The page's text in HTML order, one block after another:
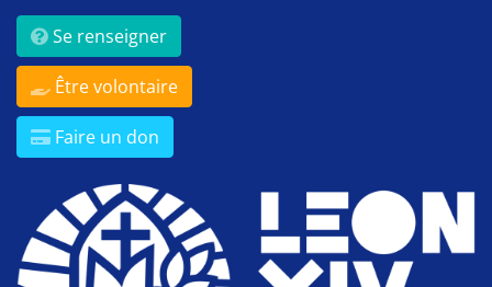
Se renseigner
Être volontaire
Faire un don